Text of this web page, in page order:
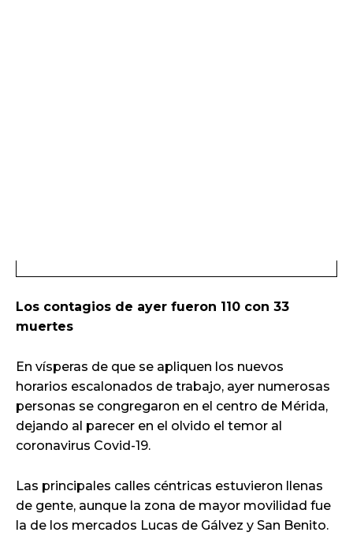
Los contagios de ayer fueron 110 con 33
muertes
En vísperas de que se apliquen los nuevos
horarios escalonados de trabajo, ayer numerosas
personas se congregaron en el centro de Mérida,
dejando al parecer en el olvido el temor al
coronavirus Covid-19.
Las principales calles céntricas estuvieron llenas
de gente, aunque la zona de mayor movilidad fue
la de los mercados Lucas de Gálvez y San Benito.